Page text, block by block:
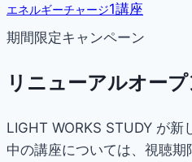
エネルギーチャージ1講座
期間限定キャンペーン
リニューアルオー
LIGHT WORKS STUDY が新
中の講座については、視聴